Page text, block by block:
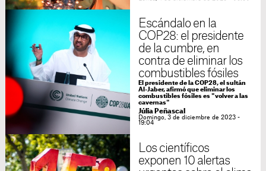
Escándalo en la
COP28: el presidente
de la cumbre, en
contra de eliminar los
combustibles fósiles
El presidente de la COP28, el sultán
Al-Jaber, afirmó que eliminar los
combustibles fósiles es "volver a las
cavernas"
Júlia Peñascal
Domingo, 3 de diciembre de 2023 -
19:04
Los científicos
exponen 10 alertas